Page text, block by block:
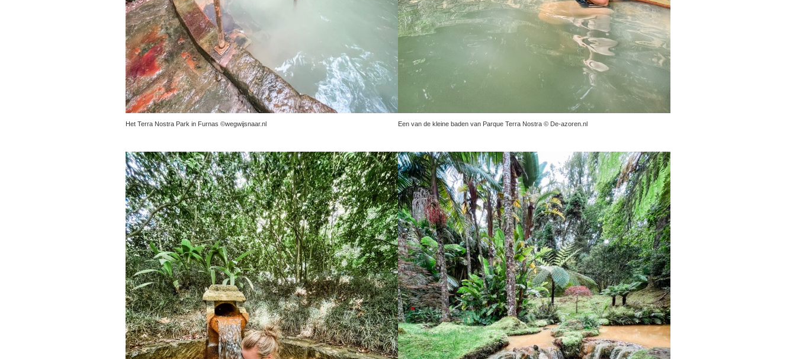
Terra Nostra Park
Het Terra Nostra Park in Furnas ©wegwijsnaar.nl Een van de kleine baden van Parque Terra Nostra © De-azoren.nl